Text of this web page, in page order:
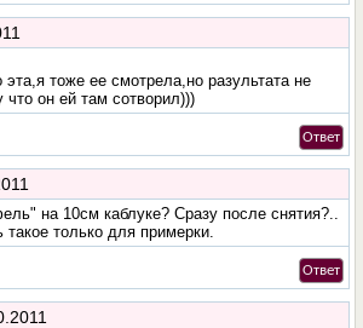
эта,я тоже ее смотрела,но разультата не
что он ей там сотворил)))
Ответ
на 10см каблуке? Сразу после снятия?..
только для примерки.
Ответ